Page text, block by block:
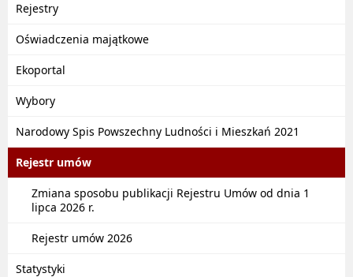
Rejestry
Oświadczenia majątkowe
Ekoportal
Wybory
Narodowy Spis Powszechny Ludności i Mieszkań 2021
Rejestr umów
Zmiana sposobu publikacji Rejestru Umów od dnia 1
lipca 2026 r.
Rejestr umów 2026
Statystyki